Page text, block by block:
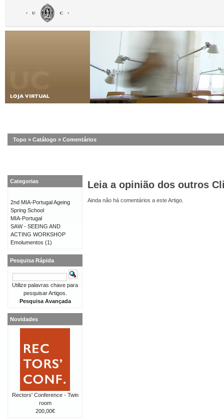
Topo » Catálogo » Comentários
Leia a opinião dos outros
Ainda não há comentários a este Artigo.
Categorias
2nd MIA-Portugal Ageing
Spring School
MIA-Portugal
SAW - SEEING AND
ACTING WORKSHOP
Emolumentos (1)
Pesquisa Rápida
Utilize palavras chave para
pesquisar Artigos.
Pesquisa Avançada
Novidades
Rectors' Conference - Twin
room
200,00€